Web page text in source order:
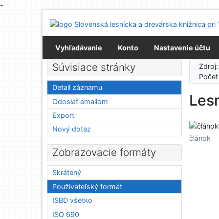
-
Prejsť na menu
Prehlásenie o webovej prístupnosti
Vyhľadávanie
Konto Nastavenie účtu
článok
Súvisiace stránky
Detail záznamu
Odoslať emailom
Export
Nový dotaz
Zobrazovacie formáty
Skrátený
Použivateľský formát
ISBD všetko
ISO 690